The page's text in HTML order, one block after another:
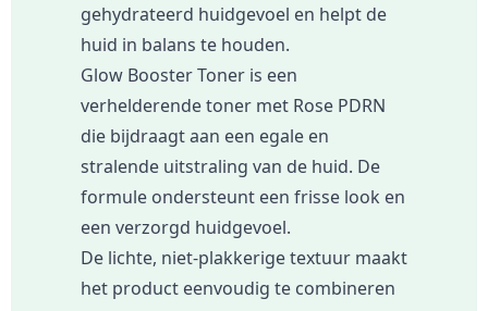
gehydrateerd huidgevoel en helpt de
huid in balans te houden.
Glow Booster Toner is een
verhelderende toner met Rose PDRN
die bijdraagt aan een egale en
stralende uitstraling van de huid. De
formule ondersteunt een frisse look en
een verzorgd huidgevoel.
De lichte, niet-plakkerige textuur maakt
het product eenvoudig te combineren